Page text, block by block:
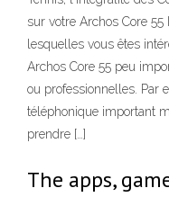
sur votre Archos Core
lesquelles vous êtes
Archos Core 55 peu
ou professionnelles. Par
téléphonique important
prendre […]
The apps,